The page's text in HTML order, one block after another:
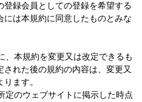
録会員としての登録を希望する
は本規約に同意したものとみな
、本規約を変更又は改定できるも
れた後の規約の内容は、変更又
ます。
定のウェブサイトに掲示した時点